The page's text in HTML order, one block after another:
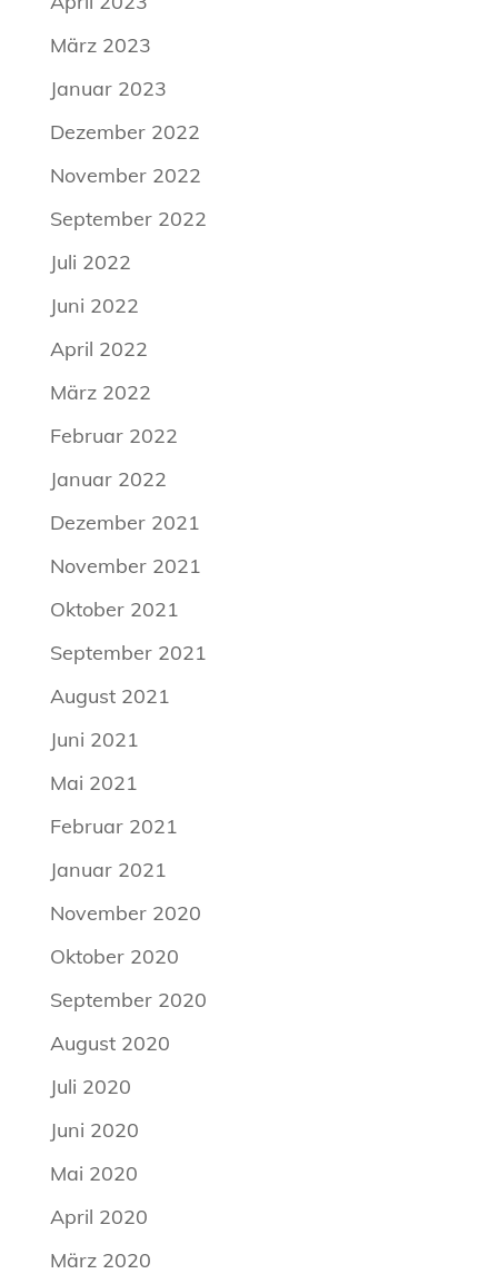
März 2023
Januar 2023
Dezember 2022
November 2022
September 2022
Juli 2022
Juni 2022
April 2022
März 2022
Februar 2022
Januar 2022
Dezember 2021
November 2021
Oktober 2021
September 2021
August 2021
Juni 2021
Mai 2021
Februar 2021
Januar 2021
November 2020
Oktober 2020
September 2020
August 2020
Juli 2020
Juni 2020
Mai 2020
April 2020
März 2020